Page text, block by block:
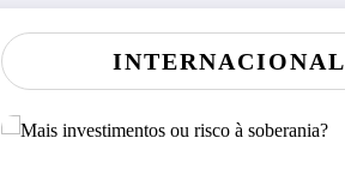
INTERNACIONAL